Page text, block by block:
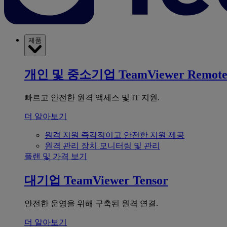
제품
개인 및 중소기업 TeamViewer Remote
빠르고 안전한 원격 액세스 및 IT 지원.
더 알아보기
원격 지원 즉각적이고 안전한 지원 제공
원격 관리 장치 모니터링 및 관리
플랜 및 가격 보기
대기업 TeamViewer Tensor
안전한 운영을 위해 구축된 원격 연결.
더 알아보기